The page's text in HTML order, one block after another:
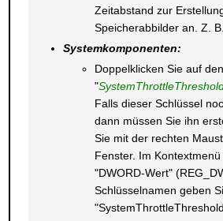
Zeitabstand zur
Speicherabbilder an. Z.
Systemkomponenten:
Doppelklicken Sie auf
"
Falls dieser Schlüssel
dann müssen Sie ihn
Sie mit der rechten
Fenster. Im
"DWORD-Wert"
Schlüsselnamen geben